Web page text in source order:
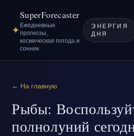
✦
SuperForecaster
Ежедневные
прогнозы,
космическая погода и
сонник
ЭНЕРГИЯ
ДНЯ
← На главную
Рыбы:
полнолуний